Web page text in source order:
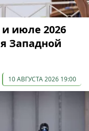
июле 2026
Западной
10 АВГУСТА 2026 19:00